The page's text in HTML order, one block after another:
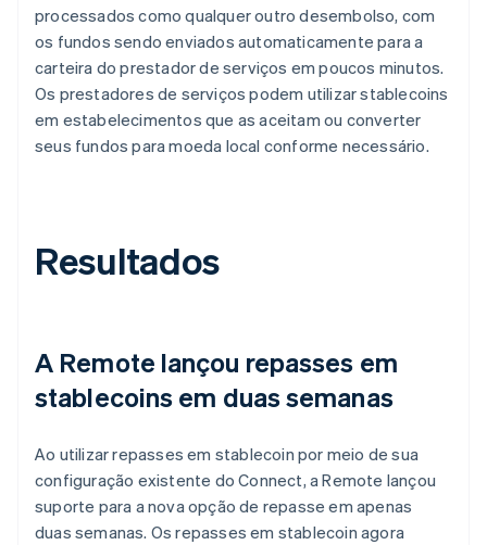
processados como qualquer outro desembolso, com
os fundos sendo enviados automaticamente para a
carteira do prestador de serviços em poucos minutos.
Os prestadores de serviços podem utilizar stablecoins
em estabelecimentos que as aceitam ou converter
seus fundos para moeda local conforme necessário.
Resultados
A Remote lançou repasses em
stablecoins em duas semanas
Ao utilizar repasses em stablecoin por meio de sua
configuração existente do Connect, a Remote lançou
suporte para a nova opção de repasse em apenas
duas semanas. Os repasses em stablecoin agora